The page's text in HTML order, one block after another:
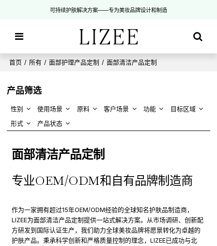
可持续护肤解决方案——专为美妆品牌设计和制造
首页 / 所有 / 面部护理产品定制 / 面部清洁产品定制
产品筛选
性别 使用场景 原料 客户场景 功能
目标区域
形式
产品状态
面部清洁产品定制
专业OEM/ODM和自有品牌制造商
作为一家拥有超过15年OEM/ODM经验的全球知名护肤品制造商，
LIZEE为面部清洁产品定制提供一站式解决方案。从市场调研、创新配
方研发到国际认证生产，我们助力全球美妆品牌将愿景转化为卓越的
护肤产品。秉承科学创新和严格质量控制的理念，LIZEE已成功与北